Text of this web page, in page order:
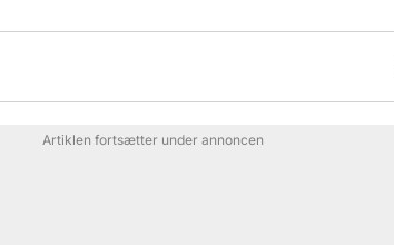
Artiklen fortsætter under annoncen